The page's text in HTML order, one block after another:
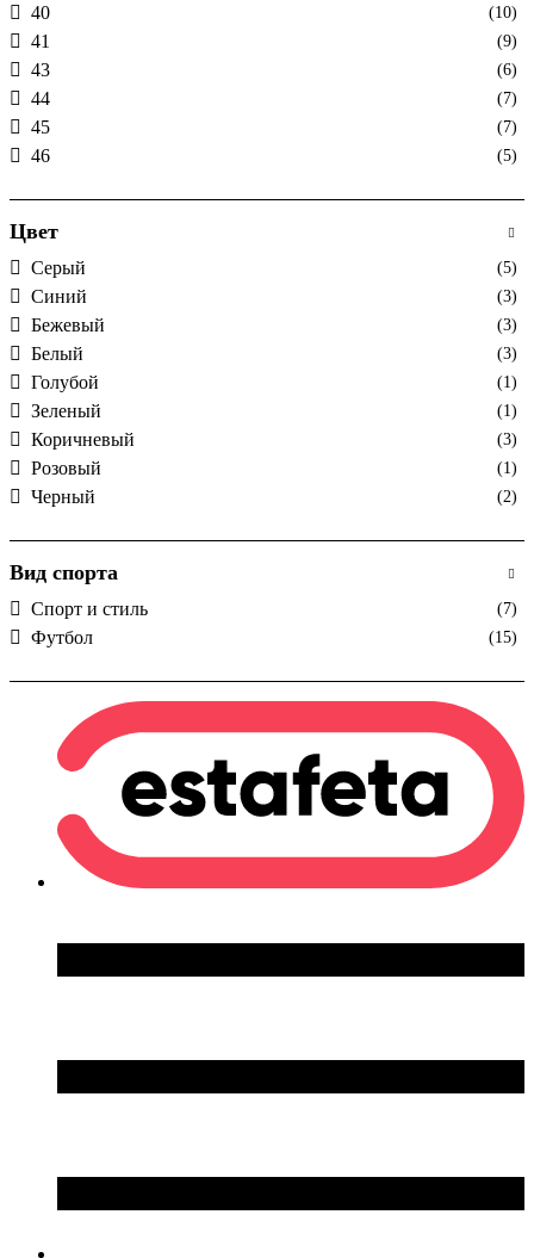
40 (10)
41 (9)
43 (6)
44 (7)
45 (7)
46 (5)
Цвет
Cерый (5)
Cиний (3)
Бежевый (3)
Белый (3)
Голубой (1)
Зеленый (1)
Коричневый (3)
Розовый (1)
Черный (2)
Вид спорта
Спорт и стиль (7)
Футбол (15)